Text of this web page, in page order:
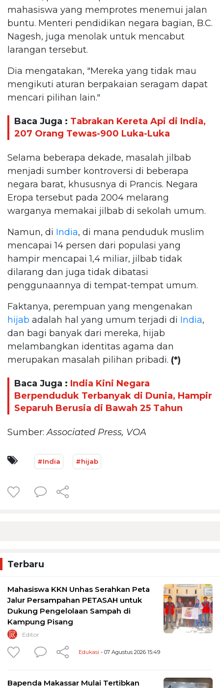
mahasiswa yang memprotes menemui jalan
buntu. Menteri pendidikan negara bagian, B.C.
Nagesh, juga menolak untuk mencabut
larangan tersebut.
Dia mengatakan, "Mereka yang tidak mau
mengikuti aturan berpakaian seragam dapat
mencari pilihan lain."
Baca Juga : Tabrakan Kereta Api di India,
207 Orang Tewas-900 Luka-Luka
Selama beberapa dekade, masalah jilbab
menjadi sumber kontroversi di beberapa
negara barat, khususnya di Prancis. Negara
Eropa tersebut pada 2004 melarang
warganya memakai jilbab di sekolah umum.
Namun, di India, di mana penduduk muslim
mencapai 14 persen dari populasi yang
hampir mencapai 1,4 miliar, jilbab tidak
dilarang dan juga tidak dibatasi
penggunaannya di tempat-tempat umum.
Faktanya, perempuan yang mengenakan
hijab adalah hal yang umum terjadi di India,
dan bagi banyak dari mereka, hijab
melambangkan identitas agama dan
merupakan masalah pilihan pribadi. (*)
Baca Juga : India Kini Negara
Berpenduduk Terbanyak di Dunia, Hampir
Separuh Berusia di Bawah 25 Tahun
Sumber:Associated Press, VOA
#India #hijab
Terbaru
Mahasiswa KKN Unhas Serahkan Peta
Jalur Persampahan PETASAH untuk
Dukung Pengelolaan Sampah di
Kampung Pisang
Editor
Edukasi - 07 Agustus 2026 15:49
Bapenda Makassar Mulai Tertibkan